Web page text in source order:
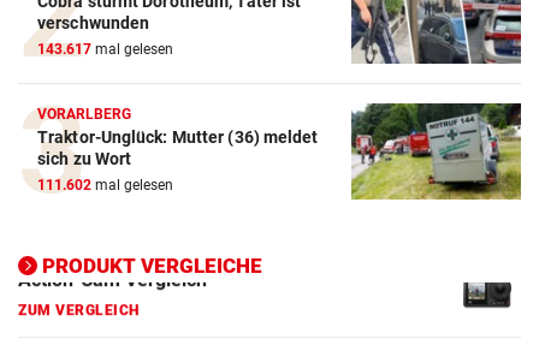
verschwunden
143.617 mal gelesen
VORARLBERG
Traktor-Unglück: Mutter (36) meldet
sich zu Wort
111.602 mal gelesen
PRODUKT VERGLEICHE
Action-Cam Vergleich
ZUM VERGLEICH
Crosstrainer Vergleich
ZUM VERGLEICH
E-Bike Vergleich
Elektro-Scooter Vergleich
ZUM VERGLEICH